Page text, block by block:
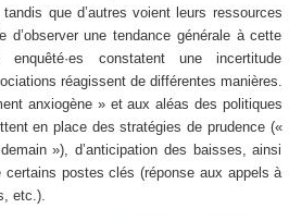
que d’autres voient leurs ressources
une tendance générale à cette
constatent une incertitude
réagissent de différentes manières.
anxiogène » et aux aléas des politiques
en place des stratégies de prudence («
»), d’anticipation des baisses, ainsi
certains postes clés (réponse aux appels à
etc.).